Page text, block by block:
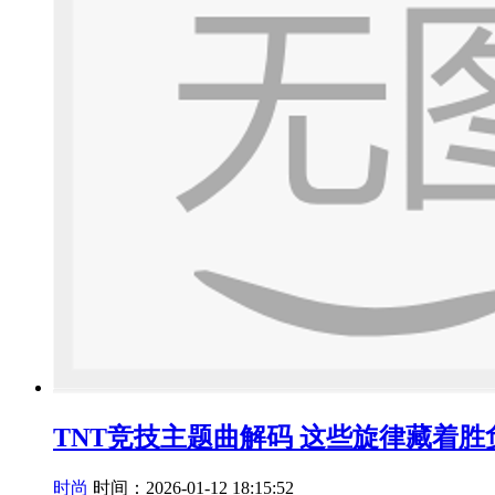
TNT竞技主题曲解码 这些旋律藏着胜
时尚 时间：2026-01-12 18:15:52